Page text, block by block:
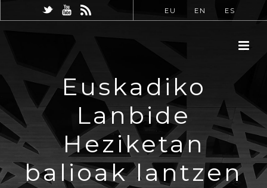
EU EN ES
Euskadiko
Lanbide
Heziketan
balioak lantzen